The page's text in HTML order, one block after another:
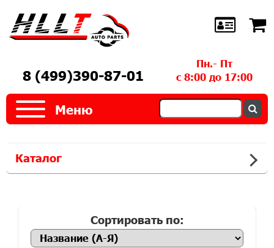
8 (499)390-87-01
Пн.- Пт
с 8:00 до 17:00
Меню
Каталог
Сортировать по: